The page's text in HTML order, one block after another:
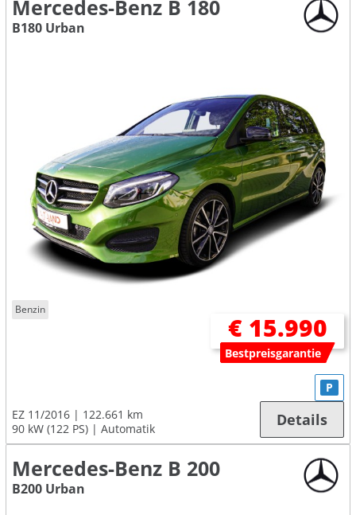
Mercedes-Benz B 180
B180 Urban
Benzin
€ 15.990
Bestpreisgarantie
EZ 11/2016
122.661 km
90 kW (122 PS)
Automatik
P
Details
Mercedes-Benz B 200
B200 Urban